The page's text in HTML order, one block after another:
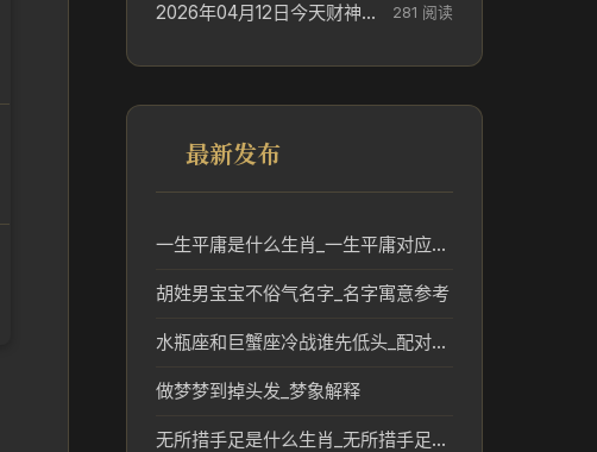
2026年04月12日今天财神在哪个吉位_财神方位参考 281 阅读
最新发布
一生平庸是什么生肖_一生平庸对应的生肖含义解析
胡姓男宝宝不俗气名字_名字寓意参考
水瓶座和巨蟹座冷战谁先低头_配对关系解读
做梦梦到掉头发_梦象解释
无所措手足是什么生肖_无所措手足表现对应的生肖分析